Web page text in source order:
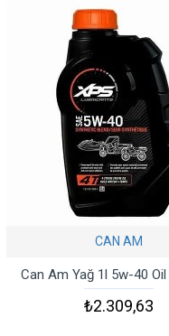
CAN AM
Can Am Yağ 1l 5w-40
₺2.309,63